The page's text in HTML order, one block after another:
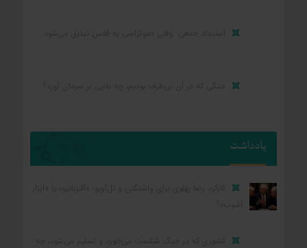
جنگی که در آن بی‌طرف بودیم، چه بلایی بر سرمان آورد؟
یادداشت
کشوری که در جنگ شکست می‌خورد و تسلیم می‌شود، چه